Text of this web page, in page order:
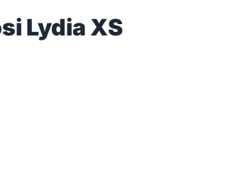
Lydia XS